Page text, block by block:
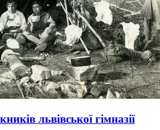
львівської гімназії